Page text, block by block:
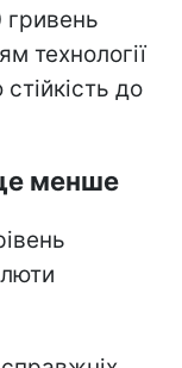
гривень
технології
до
менше